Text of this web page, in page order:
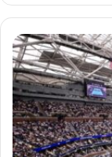
Onde
Assistir
o
US
Open
2026
ao